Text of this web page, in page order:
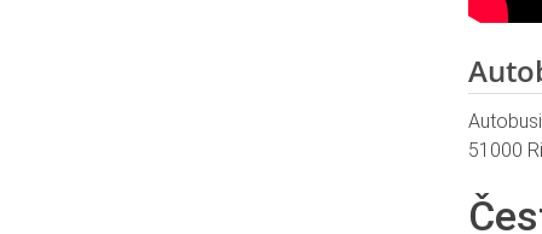
51000